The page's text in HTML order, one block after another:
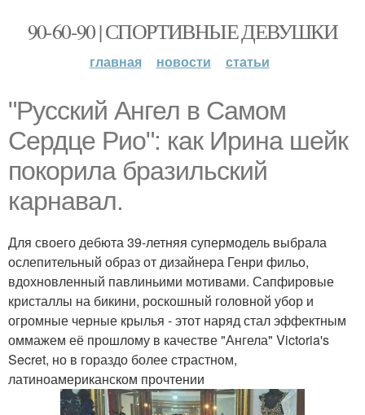
90-60-90 | СПОРТИВНЫЕ ДЕВУШКИ
главная новости статьи
"Русский Ангел в Самом
Сердце Рио": как Ирина шейк
покорила бразильский
карнавал.
Для своего дебюта 39-летняя супермодель выбрала
ослепительный образ от дизайнера Генри фильо,
вдохновленный павлиньими мотивами. Сапфировые
кристаллы на бикини, роскошный головной убор и
огромные черные крылья - этот наряд стал эффектным
оммажем её прошлому в качестве "Ангела" Victoria's
Secret, но в гораздо более страстном,
латиноамериканском прочтении